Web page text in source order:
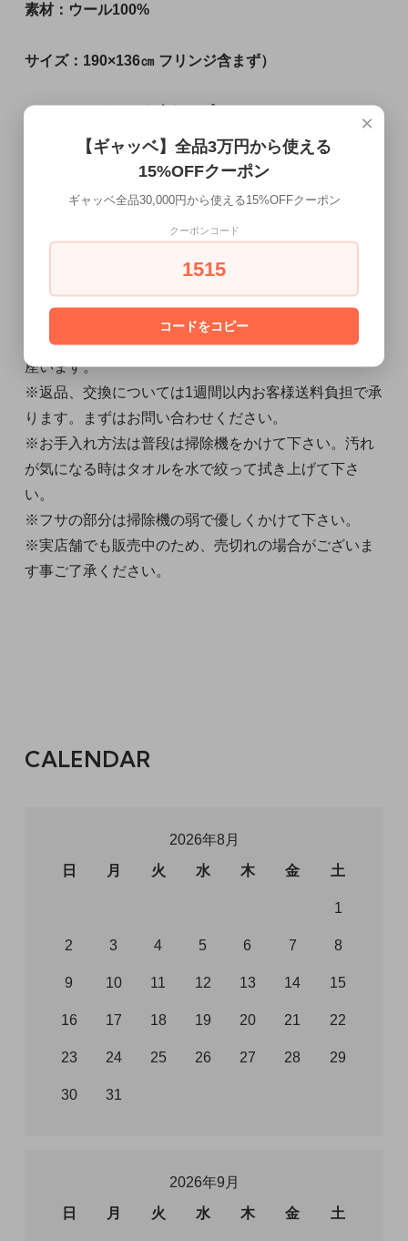
素材：ウール100%
サイズ：190×136㎝ フリンジ含まず）
フリンジを含むとプラス８㎝〜10㎝
※お使いのモニターなどにより、若干実物と異なるお
色に見える場合がございます。
※草木染めならではの色むらがある場合もございま
す。
※手作りの為サイズは測定場所により多少の誤差が御
座います。
※返品、交換については1週間以内お客様送料負担で承
ります。まずはお問い合わせください。
※お手入れ方法は普段は掃除機をかけて下さい。汚れ
が気になる時はタオルを水で絞って拭き上げて下さ
い。
※フサの部分は掃除機の弱で優しくかけて下さい。
※実店舗でも販売中のため、売切れの場合がございま
す事ご了承ください。
CALENDAR
2026年8月
日
月 火 水 木 金 土
1
2 3 4 5 6 7 8
9 10 11 12 13 14 15
16 17 18 19 20 21 22
23 24 25 26 27 28 29
30 31
2026年9月
日
月 火 水 木 金 土
×
【ギャッベ】全品3万円から使える
15%OFFクーポン
ギャッベ全品30,000円から使える15%OFFクーポン
クーポンコード
1515
コードをコピー